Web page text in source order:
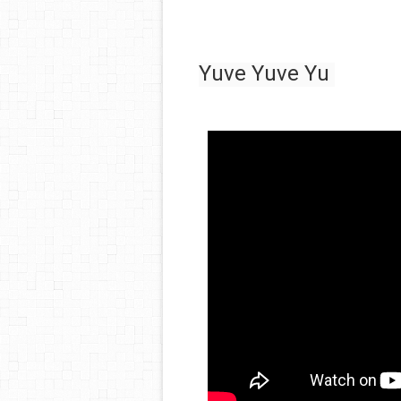
Yuve Yuve Yu